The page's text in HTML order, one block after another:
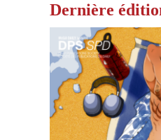
Dernière